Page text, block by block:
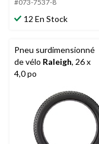
5.
1
#073-7537-8
12 En Stock
Pneu surdimensionné
de vélo Raleigh, 26 x
4,0 po